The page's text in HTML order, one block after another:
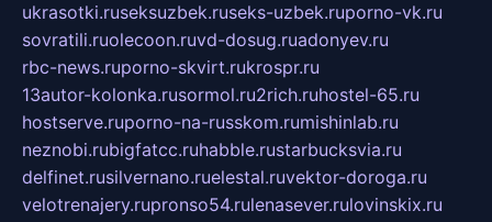
ukrasotki.ruseksuzbek.ruseks-uzbek.ruporno-vk.ru
sovratili.ruolecoon.ruvd-dosug.ruadonyev.ru
rbc-news.ruporno-skvirt.rukrospr.ru
13autor-kolonka.rusormol.ru2rich.ruhostel-65.ru
hostserve.ruporno-na-russkom.rumishinlab.ru
neznobi.rubigfatcc.ruhabble.rustarbucksvia.ru
delfinet.rusilvernano.ruelestal.ruvektor-doroga.ru
velotrenajery.rupronso54.rulenasever.rulovinskix.ru